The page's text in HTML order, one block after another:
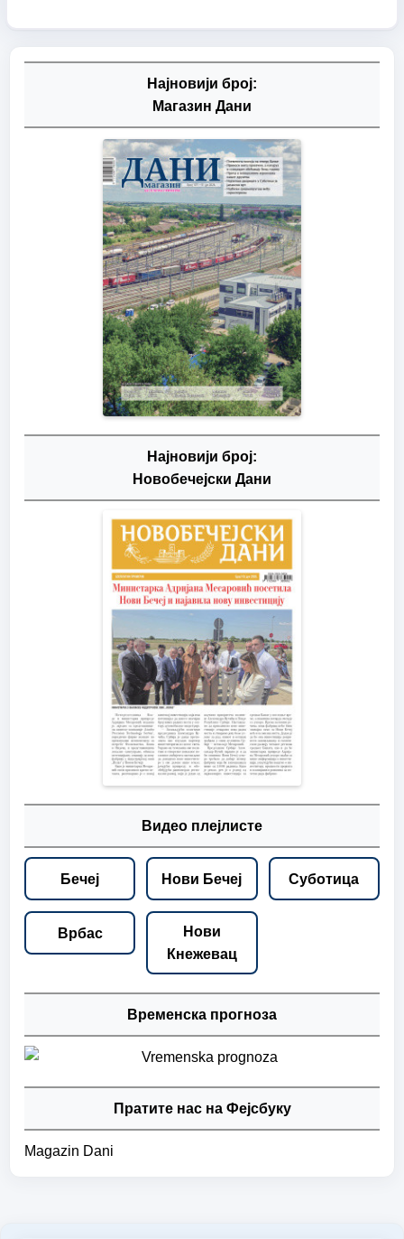
Најновији број:
Магазин Дани
Најновији број:
Новобечејски Дани
Видео плејлисте
Бечеј Нови Бечеј Суботица
Врбас
Нови
Кнежевац
Временска прогноза
Пратите нас на Фејсбуку
Magazin Dani